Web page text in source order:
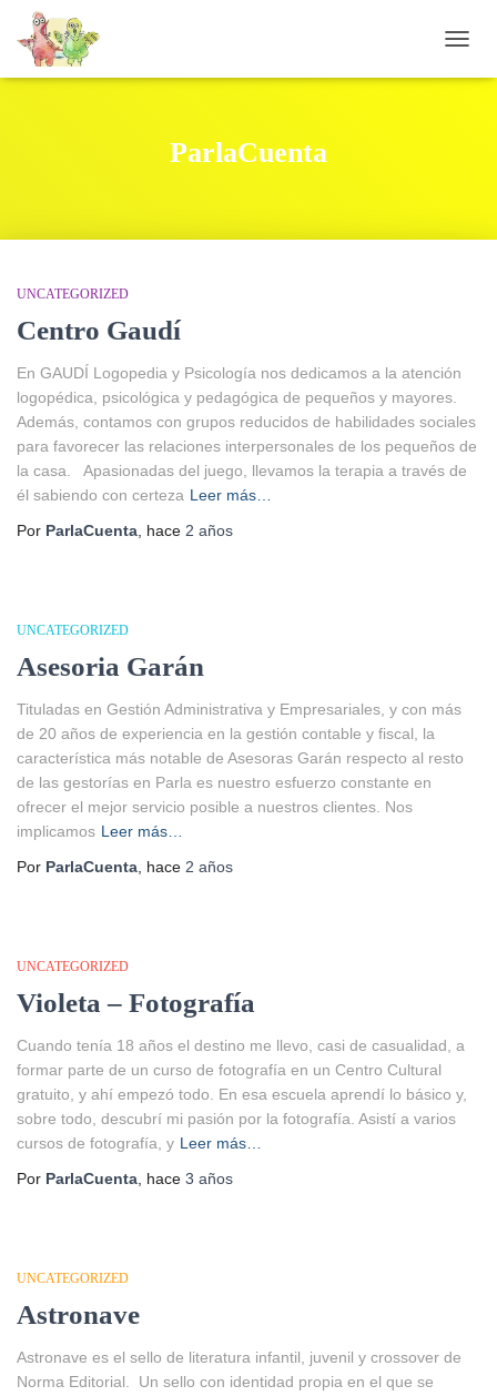
ParlaCuenta
UNCATEGORIZED
Centro Gaudí
En GAUDÍ Logopedia y Psicología nos dedicamos a la atención
logopédica, psicológica y pedagógica de pequeños y mayores.
Además, contamos con grupos reducidos de habilidades sociales
para favorecer las relaciones interpersonales de los pequeños de
la casa. Apasionadas del juego, llevamos la terapia a través de
él sabiendo con certeza Leer más…
Por ParlaCuenta , hace 2 años
UNCATEGORIZED
Asesoria Garán
Tituladas en Gestión Administrativa y Empresariales, y con más
de 20 años de experiencia en la gestión contable y fiscal, la
característica más notable de Asesoras Garán respecto al resto
de las gestorías en Parla es nuestro esfuerzo constante en
ofrecer el mejor servicio posible a nuestros clientes. Nos
implicamos Leer más…
Por ParlaCuenta , hace 2 años
UNCATEGORIZED
Violeta – Fotografía
Cuando tenía 18 años el destino me llevo, casi de casualidad, a
formar parte de un curso de fotografía en un Centro Cultural
gratuito, y ahí empezó todo. En esa escuela aprendí lo básico y,
sobre todo, descubrí mi pasión por la fotografía. Asistí a varios
cursos de fotografía, y Leer más…
Por ParlaCuenta , hace 3 años
UNCATEGORIZED
Astronave
Astronave es el sello de literatura infantil, juvenil y crossover de
Norma Editorial. Un sello con identidad propia en el que se